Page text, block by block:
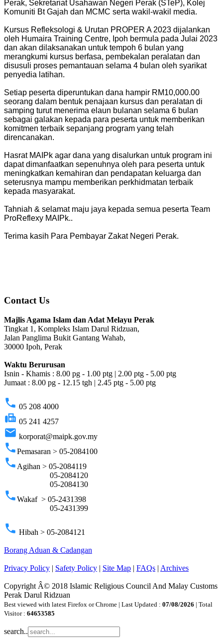
Perak, Sekretariat Usahawan Negeri Perak (STeP), Kolej
Komuniti Bt Gajah dan MCMC serta wakil-wakil media.
Kursus Refleksologi & Urutan PROPER A 2023 dijalankan
oleh Humaira Training Centre, Ipoh bermula pada Julai 2023
dan akan dilaksanakan untuk tempoh 6 bulan yang
merangkumi kursus berfasa, pembekalan peralatan dan
disusuli proses pemantauan selama 4 bulan oleh syarikat
penyedia latihan.
Setiap peserta diperuntukan dana hampir RM10,000.00
seorang dalam bentuk penajaan kursus dan peralatan di
samping turut menerima elaun bulanan selama 6 bulan
sebagai galakan kepada para peserta untuk memberikan
komitmen terbaik sepanjang program yang telah
direncanakan.
Hasrat MAIPk agar dana yang disalurkan untuk program ini
dapat dimanfaatkan sepenuhnya oleh para peserta untuk
meningkatkan kemahiran dan pendapatan keluarga dan
seterusnya mampu memberikan perkhidmatan terbaik
kepada masyarakat.
Tahniah & selamat maju jaya kepada semua peserta Team
ProReflexy MAIPk..
Terima kasih Para Pembayar Zakat Negeri Perak.
Contact Us
Majlis Agama Islam dan Adat Melayu Perak
Tingkat 1, Kompleks Islam Darul Ridzuan,
Jalan Panglima Bukit Gantang Wahab,
30000 Ipoh, Perak
Waktu Berurusan
Isnin - Khamis : 8.00 pg - 1.00 ptg | 2.00 ptg - 5.00 ptg
Jumaat : 8.00 pg - 12.15 tgh | 2.45 ptg - 5.00 ptg
phone 05 208 4000
fax 05 241 4257
email korporat@maipk.gov.my
phonePemasaran > 05-2084100
phone Agihan > 05-2084119
05-2084120
05-2084130
phoneWakaf > 05-2431398
05-2431399
phone Hibah > 05-2084121
Borang Aduan & Cadangan
Privacy Policy | Safety Policy | Site Map | FAQs | Archives
Copyright Â© 2018 Islamic Religious Council And Malay Customs
Perak Darul Ridzuan
Best viewed with latest Firefox or Chrome | Last Updated : 07/08/2026 | Total
Visitor : 64653585
search..